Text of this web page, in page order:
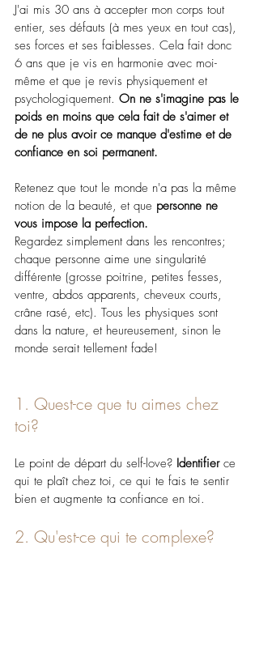
J'ai mis 30 ans à accepter mon corps tout
entier, ses défauts (à mes yeux en tout cas),
ses forces et ses faiblesses. Cela fait donc
6 ans que je vis en harmonie avec moi-
même et que je revis physiquement et
psychologiquement. On ne s'imagine pas le
poids en moins que cela fait de s'aimer et
de ne plus avoir ce manque d'estime et de
confiance en soi permanent.
Retenez que tout le monde n'a pas la même
notion de la beauté, et que personne ne
vous impose la perfection.
Regardez simplement dans les rencontres;
chaque personne aime une singularité
différente (grosse poitrine, petites fesses,
ventre, abdos apparents, cheveux courts,
crâne rasé, etc). Tous les physiques sont
dans la nature, et heureusement, sinon le
monde serait tellement fade!
1. Quest-ce que tu aimes chez
toi?
Le point de départ du self-love? Identifier ce
qui te plaît chez toi, ce qui te fais te sentir
bien et augmente ta confiance en toi.
2. Qu'est-ce qui te complexe?